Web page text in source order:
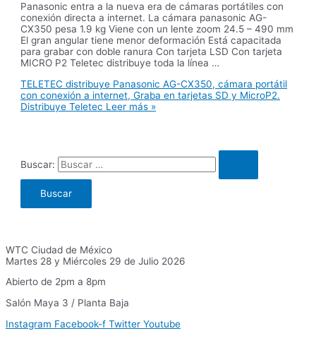
Panasonic entra a la nueva era de cámaras portátiles con
conexión directa a internet. La cámara panasonic AG-
CX350 pesa 1.9 kg Viene con un lente zoom 24.5 – 490 mm
El gran angular tiene menor deformación Está capacitada
para grabar con doble ranura Con tarjeta LSD Con tarjeta
MICRO P2 Teletec distribuye toda la línea …
TELETEC distribuye Panasonic AG-CX350, cámara portátil
con conexión a internet, Graba en tarjetas SD y MicroP2.
Distribuye Teletec Leer más »
Buscar:
WTC Ciudad de México
Martes 28 y Miércoles 29 de Julio 2026
Abierto de 2pm a 8pm
Salón Maya 3 / Planta Baja
Instagram Facebook-f Twitter Youtube